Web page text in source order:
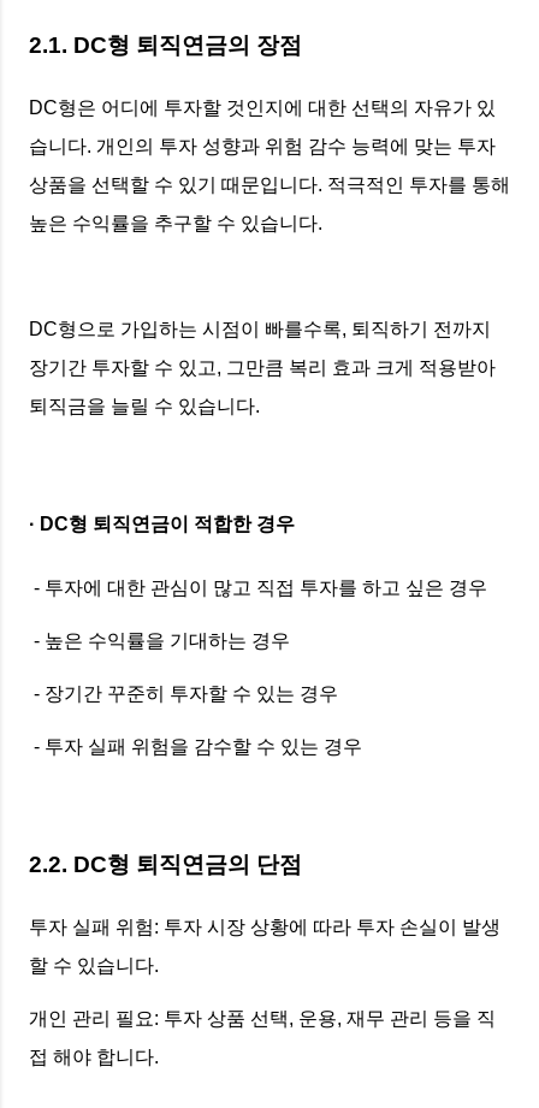
2.1. DC형 퇴직연금의 장점
DC형은 어디에 투자할 것인지에 대한 선택의 자유가 있
습니다. 개인의 투자 성향과 위험 감수 능력에 맞는 투자
상품을 선택할 수 있기 때문입니다. 적극적인 투자를 통해
높은 수익률을 추구할 수 있습니다.
DC형으로 가입하는 시점이 빠를수록, 퇴직하기 전까지
장기간 투자할 수 있고, 그만큼 복리 효과 크게 적용받아
퇴직금을 늘릴 수 있습니다.
· DC형 퇴직연금이 적합한 경우
- 투자에 대한 관심이 많고 직접 투자를 하고 싶은 경우
- 높은 수익률을 기대하는 경우
- 장기간 꾸준히 투자할 수 있는 경우
- 투자 실패 위험을 감수할 수 있는 경우
2.2. DC형 퇴직연금의 단점
투자 실패 위험: 투자 시장 상황에 따라 투자 손실이 발생
할 수 있습니다.
개인 관리 필요: 투자 상품 선택, 운용, 재무 관리 등을 직
접 해야 합니다.